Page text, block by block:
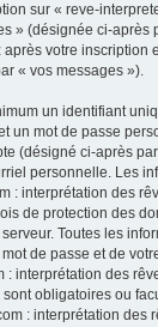
sur « reve-
» (désignée ci-après
votre inscription
« vos messages »).
un identifiant
un mot de passe
(désigné ci-après
personnelle. Les
: interprétation des
de protection des
Toutes les
de passe et de
: interprétation des
obligatoires ou
: interprétation des